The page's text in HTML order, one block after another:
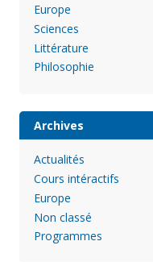
Europe
Sciences
Littérature
Philosophie
Archives
Actualités
Cours intéractifs
Europe
Non classé
Programmes